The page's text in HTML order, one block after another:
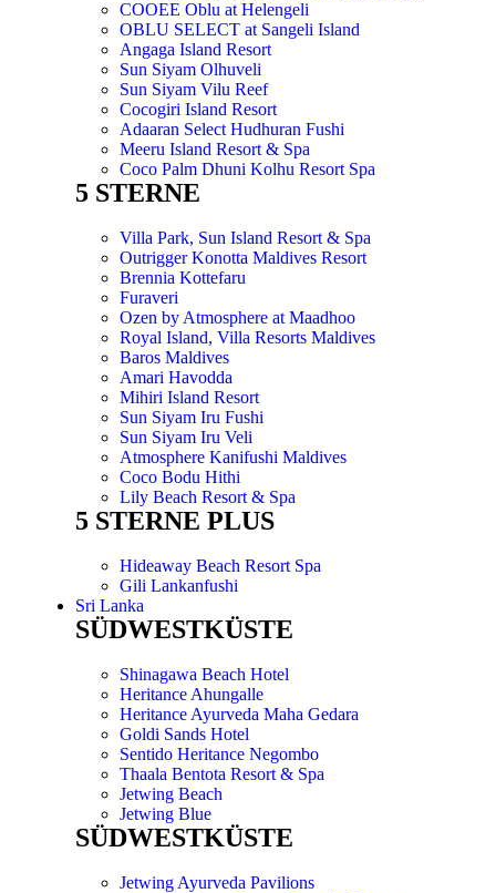
COOEE Oblu at Helengeli
OBLU SELECT at Sangeli Island
Angaga Island Resort
Sun Siyam Olhuveli
Sun Siyam Vilu Reef
Cocogiri Island Resort
Adaaran Select Hudhuran Fushi
Meeru Island Resort & Spa
Coco Palm Dhuni Kolhu Resort Spa
5 STERNE
Villa Park, Sun Island Resort & Spa
Outrigger Konotta Maldives Resort
Brennia Kottefaru
Furaveri
Ozen by Atmosphere at Maadhoo
Royal Island, Villa Resorts Maldives
Baros Maldives
Amari Havodda
Mihiri Island Resort
Sun Siyam Iru Fushi
Sun Siyam Iru Veli
Atmosphere Kanifushi Maldives
Coco Bodu Hithi
Lily Beach Resort & Spa
5 STERNE PLUS
Hideaway Beach Resort Spa
Gili Lankanfushi
Sri Lanka
SÜDWESTKÜSTE
Shinagawa Beach Hotel
Heritance Ahungalle
Heritance Ayurveda Maha Gedara
Goldi Sands Hotel
Sentido Heritance Negombo
Thaala Bentota Resort & Spa
Jetwing Beach
Jetwing Blue
SÜDWESTKÜSTE
Jetwing Ayurveda Pavilions